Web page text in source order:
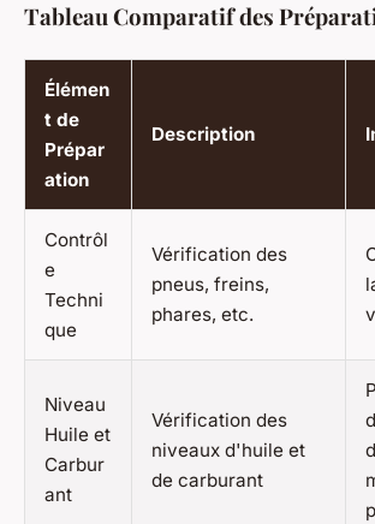
Tableau Comparatif des
Élémen
t de
Prépar
ation
Description
Contrôl
e
Techni
que
Vérification des
pneus, freins,
phares, etc.
Niveau
Huile et
Carbur
ant
Vérification des
niveaux d'huile et
de carburant